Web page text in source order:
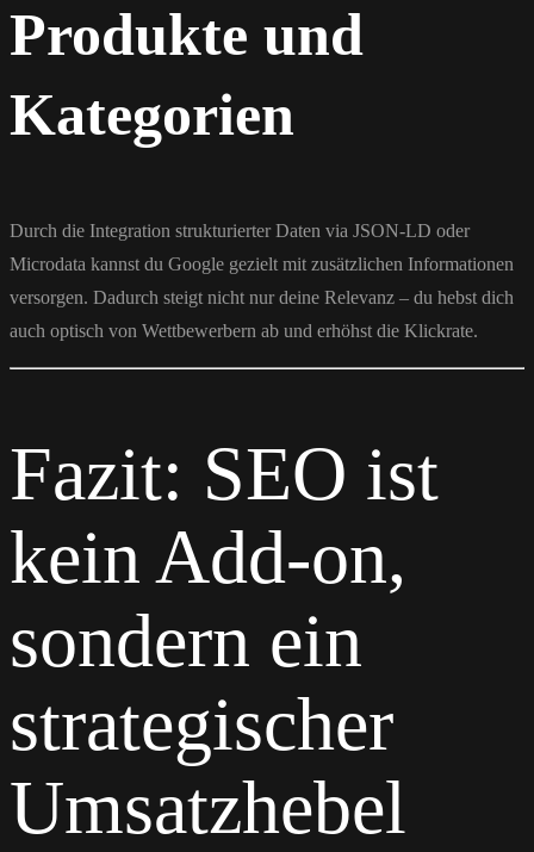
Produkte und
Kategorien
Durch die Integration strukturierter Daten via JSON-LD oder
Microdata kannst du Google gezielt mit zusätzlichen Informationen
versorgen. Dadurch steigt nicht nur deine Relevanz – du hebst dich
auch optisch von Wettbewerbern ab und erhöhst die Klickrate.
Fazit: SEO ist
kein Add-on,
sondern ein
strategischer
Umsatzhebel